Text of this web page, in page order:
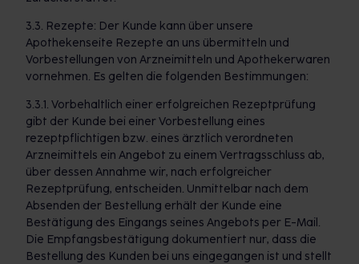
3.3. Rezepte: Der Kunde kann über unsere
Apothekenseite Rezepte an uns übermitteln und
Vorbestellungen von Arzneimitteln und Apothekerwaren
vornehmen. Es gelten die folgenden Bestimmungen:
3.3.1. Vorbehaltlich einer erfolgreichen Rezeptprüfung
gibt der Kunde bei einer Vorbestellung eines
rezeptpflichtigen bzw. eines ärztlich verordneten
Arzneimittels ein Angebot zu einem Vertragsschluss ab,
über dessen Annahme wir, nach erfolgreicher
Rezeptprüfung, entscheiden. Unmittelbar nach dem
Absenden der Bestellung erhält der Kunde eine
Bestätigung des Eingangs seines Angebots per E-Mail.
Die Empfangsbestätigung dokumentiert nur, dass die
Bestellung des Kunden bei uns eingegangen ist und stellt